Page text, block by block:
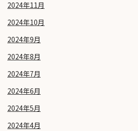
2024年11月
2024年10月
2024年9月
2024年8月
2024年7月
2024年6月
2024年5月
2024年4月